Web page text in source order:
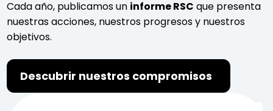
Cada año, publicamos un informe RSC que presenta
nuestras acciones, nuestros progresos y nuestros
objetivos.
Descubrir nuestros compromisos